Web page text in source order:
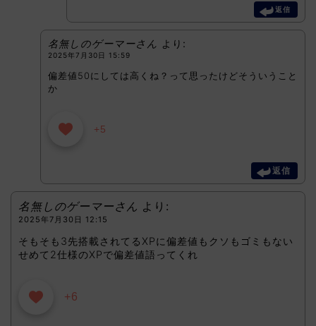
返信
名無しのゲーマーさん より:
2025年7月30日 15:59
偏差値50にしては高くね？って思ったけどそういうこと
か
+5
返信
名無しのゲーマーさん より:
2025年7月30日 12:15
そもそも3先搭載されてるXPに偏差値もクソもゴミもない
せめて2仕様のXPで偏差値語ってくれ
+6